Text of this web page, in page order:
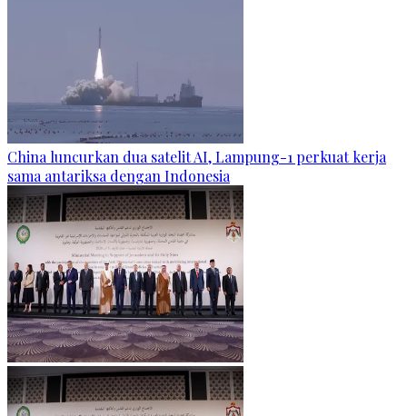
China luncurkan dua satelit AI, Lampung-1 perkuat kerja
sama antariksa dengan Indonesia